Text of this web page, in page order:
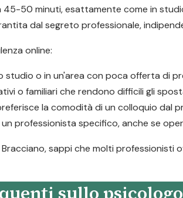
45-50 minuti, esattamente come in
dal segreto professionale,
online:
studio o in un'area con poca offerta di
o familiari che rendono difficili gli
la comodità di un colloquio dal
un professionista specifico, anche se
sappi che molti professionisti
sullo